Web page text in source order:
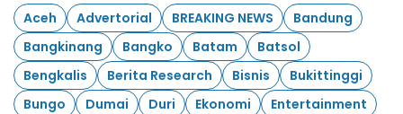
Aceh Advertorial BREAKING NEWS
Bandung
Bangkinang
Bangko Batam
Batsol
Bengkalis
Berita Research Bisnis
Bukittinggi
Bungo
Dumai Duri Ekonomi
Entertainment